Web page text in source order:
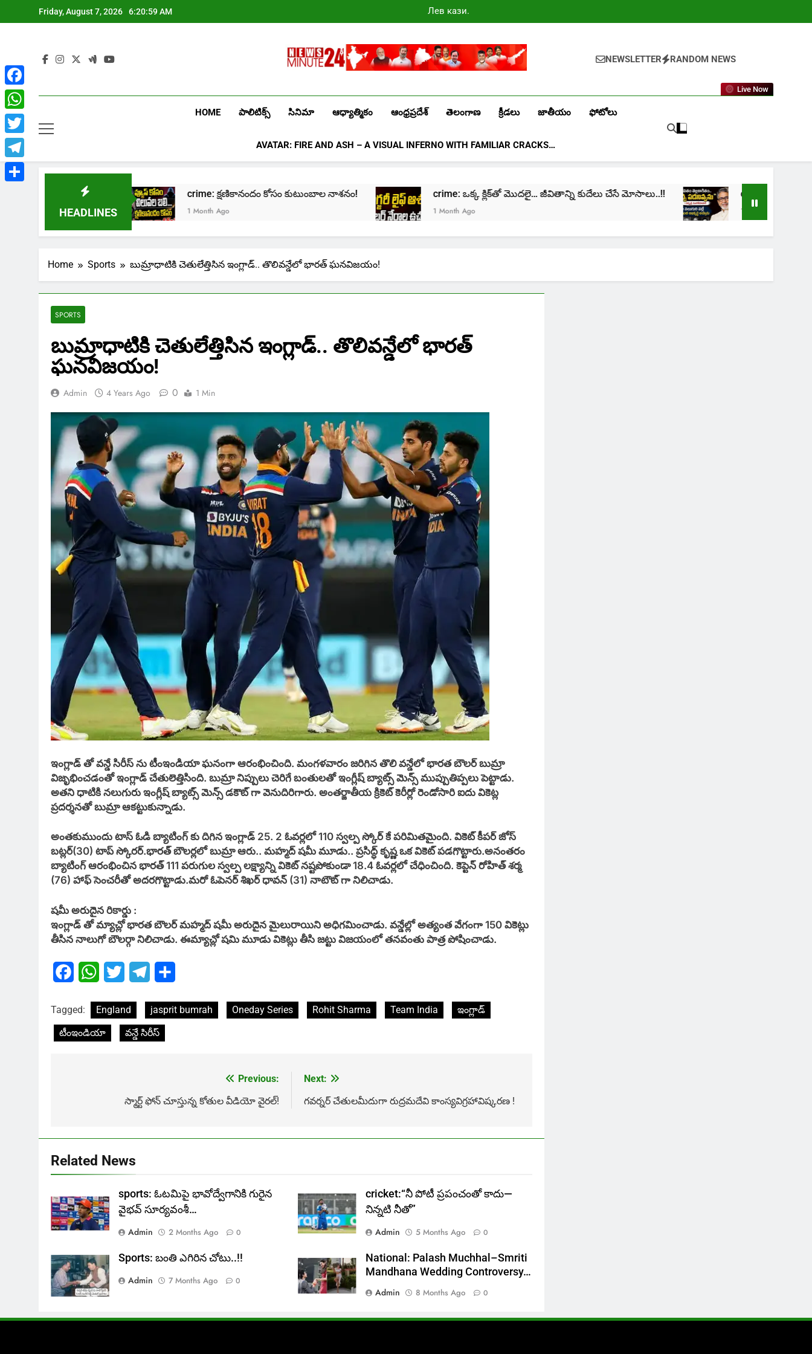
to
Friday, August 7, 2026 6:21:00 AM
Лев казино
промокоды
Newsminute24
NEWSLETTER RANDOM NEWS
Live Now
HOME పాలిటిక్స్ సినిమా ఆధ్యాత్మికం ఆంధ్రప్రదేశ్ తెలంగాణ క్రీడలు జాతీయం ఫోటోలు
AVATAR: FIRE AND ASH – A VISUAL INFERNO WITH FAMILIAR CRACKS…
HEADLINES
crime: క్షణికానందం కోసం కుటుంబాల నాశనం!
1 Month Ago
crime: ఒక్క క్లిక్‌తో మొదలై… జీవితాన్ని కుదేలు చేసే మోసాలు..!!
1 Month Ago
cinima: “నా జీవితం
1 Month Ago
Home Sports బుమ్రాధాటికి చెతులేత్తిసిన ఇంగ్లాడ్.. తొలివన్డేలో భారత్ ఘనవిజయం!
SPORTS
బుమ్రాధాటికి చెతులేత్తిసిన ఇంగ్లాడ్.. తొలివన్డేలో భారత్
ఘనవిజయం!
Admin 4 Years Ago 0 1 Min
ఇంగ్లాడ్ తో వన్డే సిరీస్ ను టీంఇండియా ఘనంగా ఆరంభించింది. మంగళవారం జరిగిన తొలి వన్డేలో భారత బౌలర్ బుమ్రా
విజృభించడంతో ఇంగ్లాడ్ చేతులెత్తిసింది. బుమ్రా నిప్పులు చెరిగే బంతులతో ఇంగ్లీష్ బ్యాట్స్ మెన్స్ ముప్పుతిప్పలు పెట్టాడు.
అతని ధాటికి నలుగురు ఇంగ్లీష్ బ్యాట్స్ మెన్స్ డకౌట్ గా వెనుదిరిగారు. అంతర్జాతీయ క్రికెట్ కెరీర్లో రెండోసారి ఐదు వికెట్ల
ప్రదర్శనతో బుమ్రా ఆకట్టుకున్నాడు.
అంతకుముందు టాస్ ఓడి బ్యాటింగ్ కు దిగిన ఇంగ్లాడ్ 25. 2 ఓవర్లలో 110 స్వల్ప స్కోర్ కే పరిమితమైంది. వికెట్ కీపర్ జోస్
బట్లర్(30) టాప్ స్కోరర్.భారత్ బౌలర్లలో బుమ్రా ఆరు.. మహ్మద్ షమీ మూడు.. ప్రసిద్ధ్ కృష్ణ ఒక వికెట్ పడగొట్టారు.అనంతరం
బ్యాటింగ్ ఆరంభించిన భారత్ 111 పరుగుల స్వల్ప లక్ష్యాన్ని వికెట్ నష్టపోకుండా 18.4 ఓవర్లలో చేధించింది. కెప్టెన్ రోహిత్ శర్మ
(76) హాఫ్ సెంచరీతో అదరగొట్టాడు.మరో ఓపెనర్ శిఖర్ ధావన్ (31) నాటౌట్ గా నిలిచాడు.
షమీ అరుదైన రికార్డు :
ఇంగ్లాడ్ తో మ్యాచ్లో భారత బౌలర్ మహ్మద్ షమీ అరుదైన మైలురాయిని అధిగమించాడు. వన్డేల్లో అత్యంత వేగంగా 150 వికెట్లు
తీసిన నాలుగో బౌలర్గా నిలిచాడు. ఈమ్యాచ్లో షమి మూడు వికెట్లు తీసి జట్టు విజయంలో తనవంతు పాత్ర పోషించాడు.
FacebookWhatsApp
Twitter Telegram
Tagged: England jasprit bumrah Oneday Series Rohit Sharma Team India
ఇంగ్లాడ్
టీంఇండియా
వన్డే సిరీస్
navigation
Previous:
స్మార్ట్ ఫోన్ చూస్తున్న కోతుల వీడియో వైరల్!
Next:
గవర్నర్ చేతులమీదుగా రుద్రమదేవి కాంస్యవిగ్రహావిష్కరణ !
Related News
sports: ఓటమిపై భావోద్వేగానికి గురైన
వైభవ్ సూర్యవంశీ…
Admin
2 Months Ago 0
cricket:“నీ పోటీ ప్రపంచంతో కాదు—
నిన్నటి నీతో”
Admin
5 Months Ago 0
Sports: బంతి ఎగిరిన చోటు..!!
Admin
7 Months Ago 0
National: Palash Muchhal–Smriti
Mandhana Wedding Controversy…
Admin
8 Months Ago 0
Facebook
WhatsApp
Twitter
Telegram